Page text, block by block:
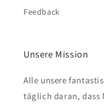
Feedback
Unsere Mission
Alle unsere
täglich daran, dass